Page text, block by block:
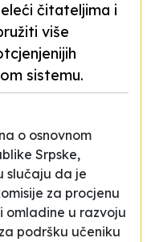
čitateljima i
više
sistemu.
o osnovnom
Srpske,
slučaju da je
za procjenu
omladine u razvoju
podršku učeniku